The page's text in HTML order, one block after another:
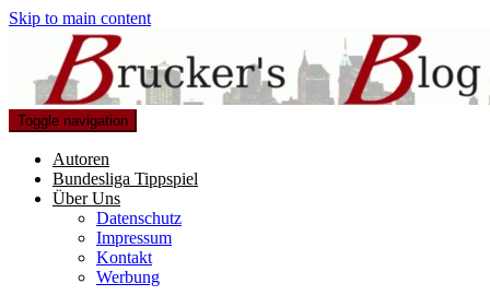
Skip to main content
Toggle navigation
Autoren
Bundesliga Tippspiel
Über Uns
Datenschutz
Impressum
Kontakt
Werbung